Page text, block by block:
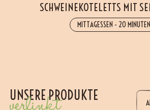
SCHWEINEKOTELETTS MIT
MITTAGESSEN - 20 MINUTEN
UNSERE PRODUKTE